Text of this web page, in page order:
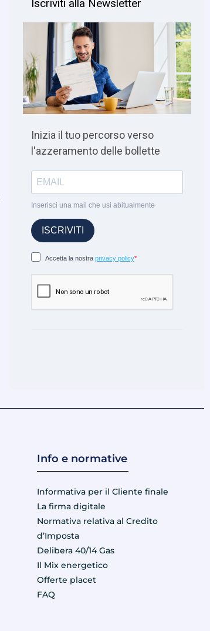
Info e normative
Informativa per il Cliente finale
La firma digitale
Normativa relativa al Credito
d’Imposta
Delibera 40/14 Gas
Il Mix energetico
Offerte placet
FAQ